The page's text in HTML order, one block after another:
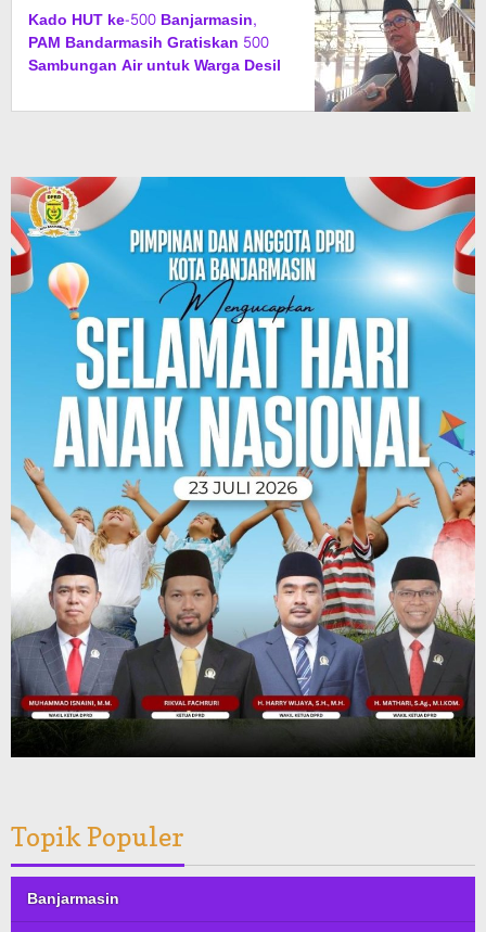
Kado HUT ke-500 Banjarmasin,
PAM Bandarmasih Gratiskan 500
Sambungan Air untuk Warga Desil
Topik Populer
Banjarmasin